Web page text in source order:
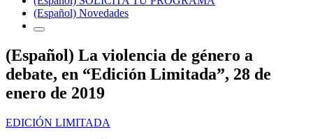
(Español) Novedades
(Español) La violencia de género a
debate, en “Edición Limitada”, 28 de
enero de 2019
EDICIÓN LIMITADA